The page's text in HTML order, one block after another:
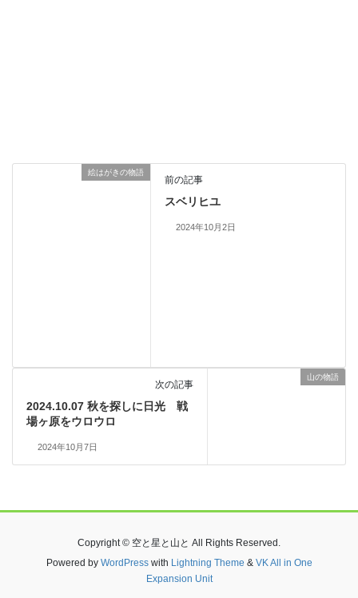
絵はがきの物語
前の記事
スベリヒユ
2024年10月2日
山の物語
次の記事
2024.10.07 秋を探しに日光 戦
場ヶ原をウロウロ
2024年10月7日
Copyright © 空と星と山と All Rights Reserved.
Powered by WordPresswith Lightning Theme & VK All in One
Expansion Unit